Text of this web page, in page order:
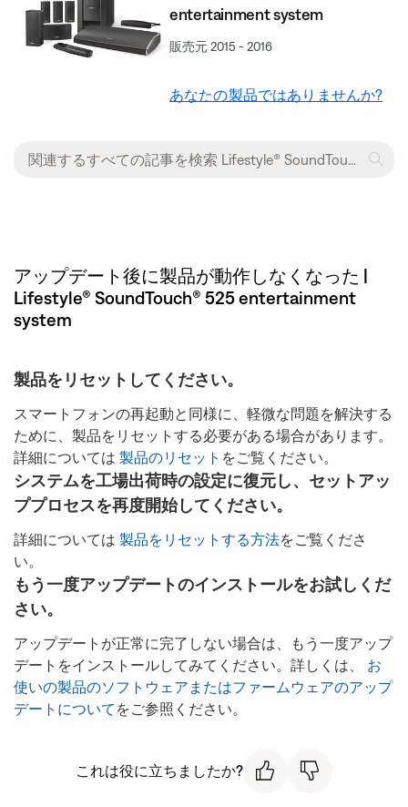
entertainment system
販売元 2015 - 2016
あなたの製品ではありませんか?
アップデート後に製品が動作しなくなった |
Lifestyle® SoundTouch® 525 entertainment
system
製品をリセットしてください。
スマートフォンの再起動と同様に、軽微な問題を解決する
ために、製品をリセットする必要がある場合があります。
詳細については 製品のリセット をご覧ください。
システムを工場出荷時の設定に復元し、セットアッ
ププロセスを再度開始してください。
詳細については 製品をリセットする方法をご覧くださ
い。
もう一度アップデートのインストールをお試しくだ
さい。
アップデートが正常に完了しない場合は、もう一度アップ
デートをインストールしてみてください。詳しくは、 お
使いの製品のソフトウェアまたはファームウェアのアップ
デートについて をご参照ください。
これは役に立ちましたか?